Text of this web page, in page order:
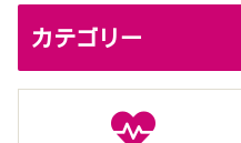
カテゴリー